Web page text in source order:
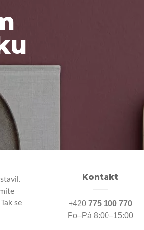
se
Kontakt
+420 775 100 770
Po–Pá 8:00–15:00